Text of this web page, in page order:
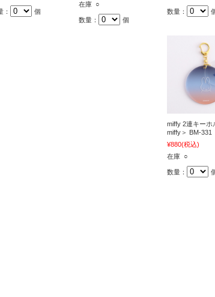
： 個
在庫 ○
数量： 個
数量：
miffy 2連キーホ
miffy＞ BM-331
¥880(税込)
在庫 ○
数量：